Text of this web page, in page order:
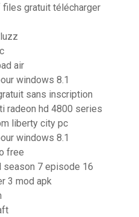
gratuit télécharger
air
windows 8.1
sans inscription
radeon hd 4800 series
liberty city pc
windows 8.1
free
season 7 episode 16
3 mod apk